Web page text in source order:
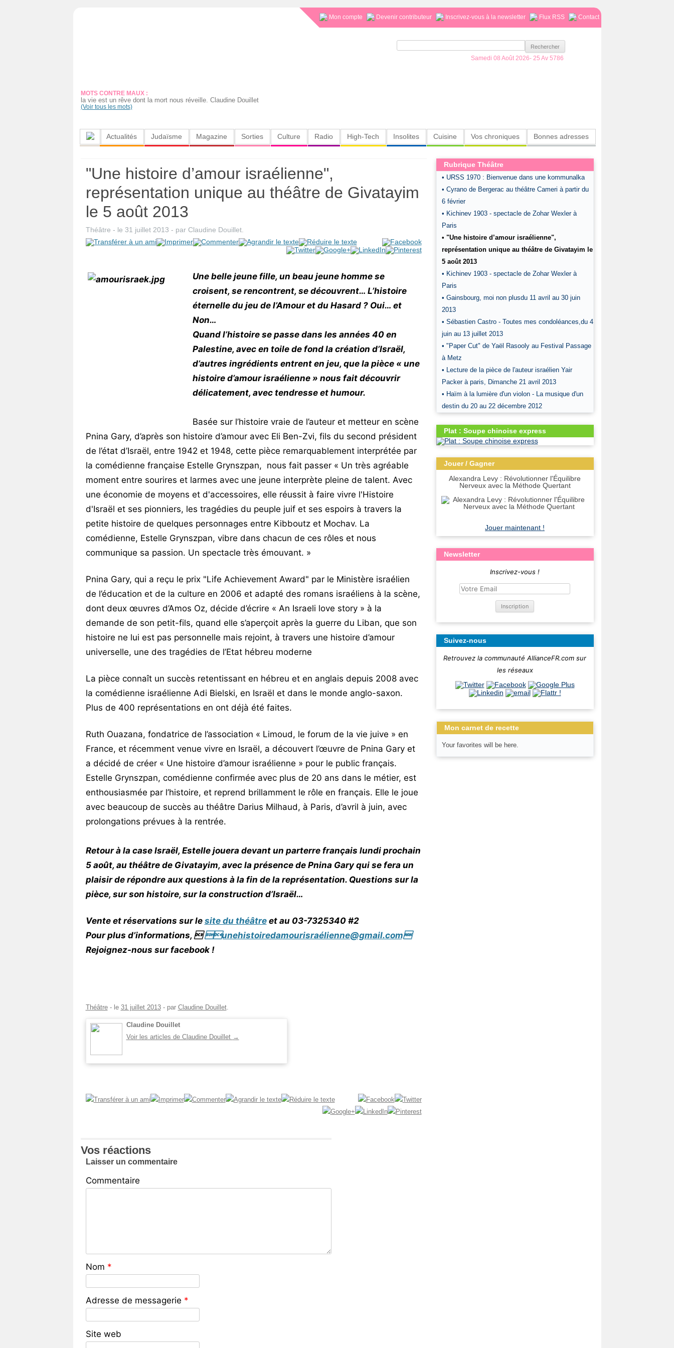
Mon compte Devenir contributeur Inscrivez-vous à la newsletter Flux RSS Contact
MOTS CONTRE MAUX :
la vie est un rêve dont la mort nous réveille. Claudine Douillet
(Voir tous les mots)
Rechercher :
Samedi 08 Août 2026- 25 Av 5786
Actualités Judaïsme Magazine Sorties Culture Radio High-Tech Insolites Cuisine Vos chroniques Bonnes adresses
"Une histoire d’amour israélienne",
représentation unique au théâtre de Givatayim
le 5 août 2013
Théâtre - le 31 juillet 2013 - par Claudine Douillet.
Une belle jeune fille, un beau jeune homme se
croisent, se rencontrent, se découvrent… L’histoire
éternelle du jeu de l’Amour et du Hasard ? Oui… et
Non…
Quand l’histoire se passe dans les années 40 en
Palestine, avec en toile de fond la création d’Israël,
d’autres ingrédients entrent en jeu, que la pièce « une
histoire d’amour israélienne » nous fait découvrir
délicatement, avec tendresse et humour.
Basée sur l’histoire vraie de l’auteur et metteur en scène
Pnina Gary, d’après son histoire d’amour avec Eli Ben-Zvi, fils du second président
de l’état d’Israël, entre 1942 et 1948, cette pièce remarquablement interprétée par
la comédienne française Estelle Grynszpan, nous fait passer « Un très agréable
moment entre sourires et larmes avec une jeune interprète pleine de talent. Avec
une économie de moyens et d'accessoires, elle réussit à faire vivre l'Histoire
d'Israël et ses pionniers, les tragédies du peuple juif et ses espoirs à travers la
petite histoire de quelques personnages entre Kibboutz et Mochav. La
comédienne, Estelle Grynszpan, vibre dans chacun de ces rôles et nous
communique sa passion. Un spectacle très émouvant. »
Pnina Gary, qui a reçu le prix "Life Achievement Award" par le Ministère israélien
de l’éducation et de la culture en 2006 et adapté des romans israéliens à la scène,
dont deux œuvres d’Amos Oz, décide d’écrire « An Israeli love story » à la
demande de son petit-fils, quand elle s’aperçoit après la guerre du Liban, que son
histoire ne lui est pas personnelle mais rejoint, à travers une histoire d’amour
universelle, une des tragédies de l’Etat hébreu moderne
La pièce connaît un succès retentissant en hébreu et en anglais depuis 2008 avec
la comédienne israélienne Adi Bielski, en Israël et dans le monde anglo-saxon.
Plus de 400 représentations en ont déjà été faites.
Ruth Ouazana, fondatrice de l’association « Limoud, le forum de la vie juive » en
France, et récemment venue vivre en Israël, a découvert l’œuvre de Pnina Gary et
a décidé de créer « Une histoire d’amour israélienne » pour le public français.
Estelle Grynszpan, comédienne confirmée avec plus de 20 ans dans le métier, est
enthousiasmée par l’histoire, et reprend brillamment le rôle en français. Elle le joue
avec beaucoup de succès au théâtre Darius Milhaud, à Paris, d’avril à juin, avec
prolongations prévues à la rentrée.
Retour à la case Israël, Estelle jouera devant un parterre français lundi prochain
5 août, au théâtre de Givatayim, avec la présence de Pnina Gary qui se fera un
plaisir de répondre aux questions à la fin de la représentation. Questions sur la
pièce, sur son histoire, sur la construction d’Israël…
Vente et réservations sur le site du théâtreet au 03-7325340 #2
Pour plus d’informations, unehistoiredamourisraélienne@gmail.com
Rejoignez-nous sur facebook !
Théâtre- le 31 juillet 2013- par Claudine Douillet.
Claudine Douillet
Voir les articles de Claudine Douillet →
Vos réactions
Laisser un commentaire
Commentaire
Nom *
Adresse de messagerie *
Site web
Rubrique Théâtre
• URSS 1970 : Bienvenue dans une kommunalka
• Cyrano de Bergerac au théâtre Cameri à partir du
6 février
• Kichinev 1903 - spectacle de Zohar Wexler à
Paris
• "Une histoire d’amour israélienne",
représentation unique au théâtre de Givatayim le
5 août 2013
• Kichinev 1903 - spectacle de Zohar Wexler à
Paris
• Gainsbourg, moi non plusdu 11 avril au 30 juin
2013
• Sébastien Castro - Toutes mes condoléances,du 4
juin au 13 juillet 2013
• "Paper Cut" de Yaël Rasooly au Festival Passage
à Metz
• Lecture de la pièce de l'auteur israélien Yair
Packer à paris, Dimanche 21 avril 2013
• Haïm à la lumière d'un violon - La musique d'un
destin du 20 au 22 décembre 2012
Plat : Soupe chinoise express
Jouer / Gagner
Alexandra Levy : Révolutionner l'Équilibre
Nerveux avec la Méthode Quertant
Jouer maintenant !
Newsletter
Inscrivez-vous !
Suivez-nous
Retrouvez la communauté AllianceFR.com sur
les réseaux
Mon carnet de recette
Your favorites will be here.